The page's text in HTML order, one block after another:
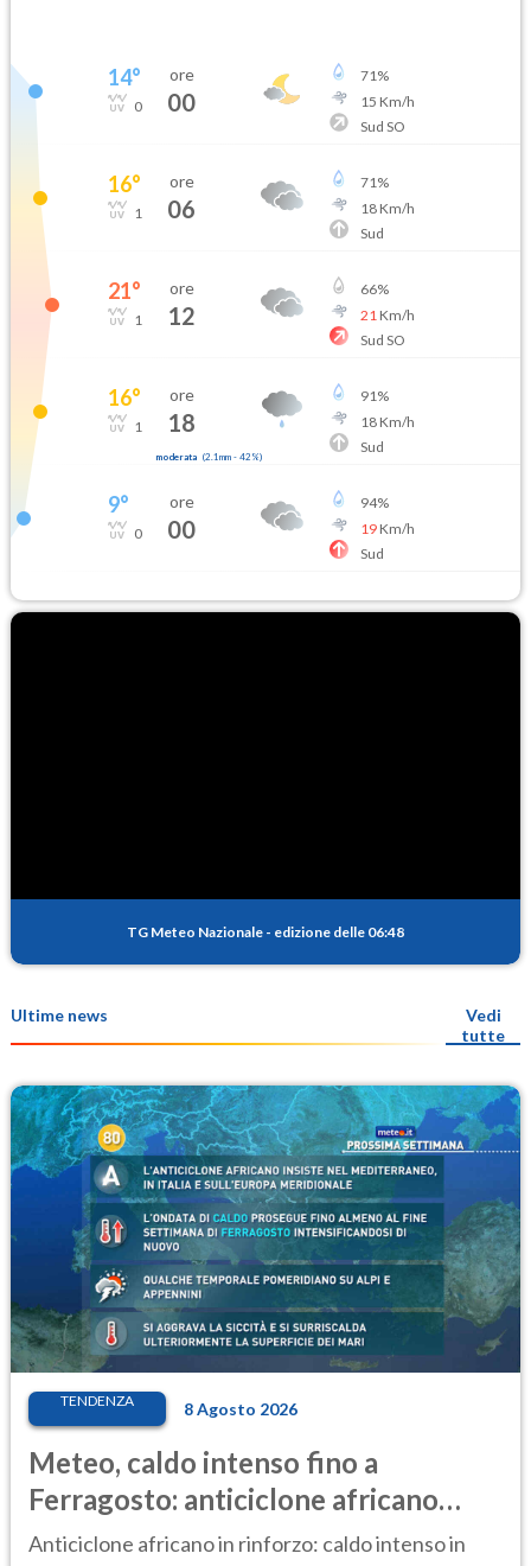
14°
0
ore
00
71%
15 Km/h
Sud SO
16°
1
ore
06
71%
18Km/h
Sud
21°
1
ore
12
66%
21 Km/h
Sud SO
16°
1
ore
18
moderata (2.1mm- 42 %)
91%
18Km/h
Sud
9°
0
ore
00
94%
19Km/h
Sud
TG Meteo Nazionale - edizione delle 06:48
Ultime news
Vedi
tutte
TENDENZA 8 Agosto 2026
Meteo, caldo intenso fino a
Ferragosto: anticiclone africano
ancora protagonista
Anticiclone africano in rinforzo: caldo intenso in